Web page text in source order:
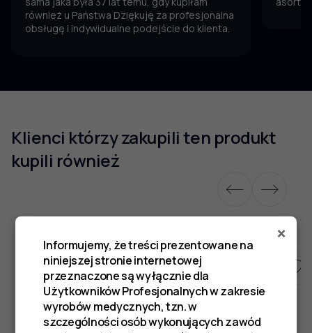
również u Państwa Dziękuję za profesjonalna
obsługę i indywidualne podejście do klienta.
Klienci którzy zakupili ten produkt
kupili również
×
Informujemy, że treści prezentowane na
niniejszej stronie internetowej
przeznaczone są wyłącznie dla
Użytkowników Profesjonalnych w zakresie
wyrobów medycznych, tzn. w
szczególności osób wykonujących zawód